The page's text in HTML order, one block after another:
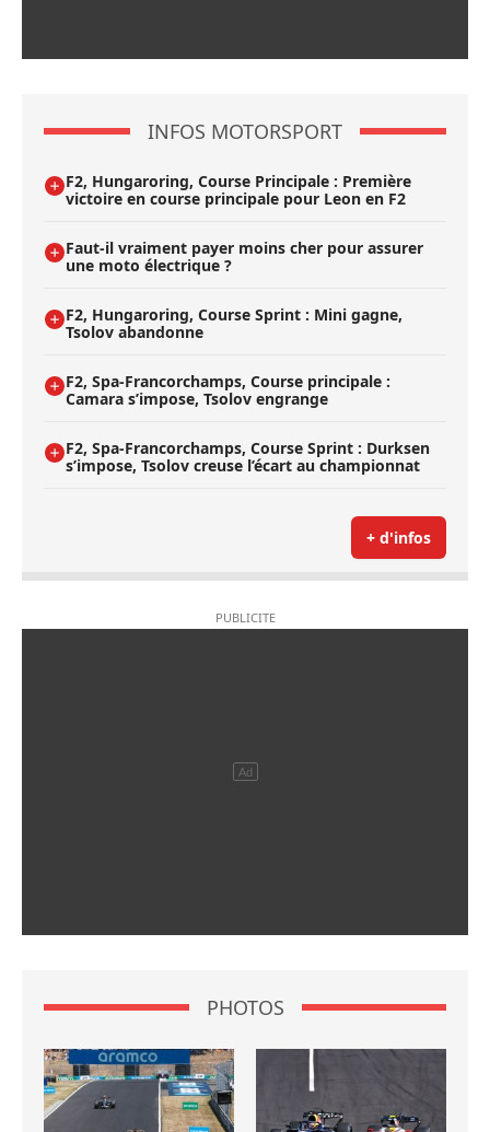
INFOS MOTORSPORT
F2, Hungaroring, Course Principale : Première
victoire en course principale pour Leon en F2
Faut-il vraiment payer moins cher pour assurer
une moto électrique ?
F2, Hungaroring, Course Sprint : Mini gagne,
Tsolov abandonne
F2, Spa-Francorchamps, Course principale :
Camara s’impose, Tsolov engrange
F2, Spa-Francorchamps, Course Sprint : Durksen
s’impose, Tsolov creuse l’écart au championnat
+ d'infos
PHOTOS